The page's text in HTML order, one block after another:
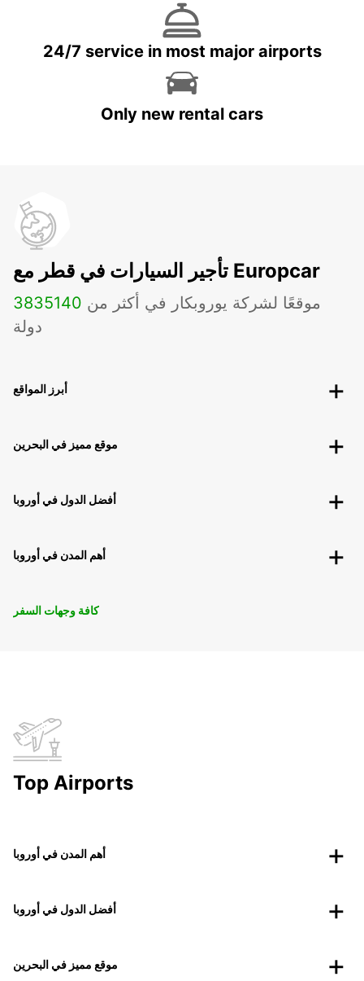
24/7 service in most major airports
Only new rental cars
تأجير السيارات في قطر مع Europcar
3835 موقعًا لشركة يوروبكار في أكثر من 140
دولة
أبرز المواقع
موقع مميز في البحرين
أفضل الدول في أوروبا
أهم المدن في أوروبا
كافة وجهات السفر
Top Airports
أهم المدن في أوروبا
أفضل الدول في أوروبا
موقع مميز في البحرين